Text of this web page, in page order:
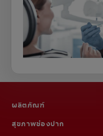
ผลิตภัณฑ์
สุขภาพช่องปาก